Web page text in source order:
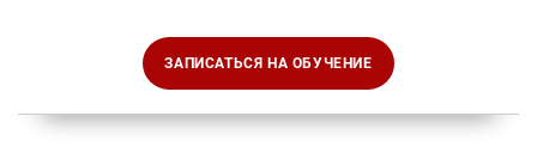
ЗАПИСАТЬСЯ НА ОБУЧЕНИЕ